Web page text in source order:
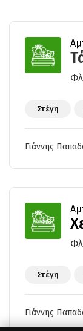
Στέγη
Γιάννης
Στέγη
Γιάννης